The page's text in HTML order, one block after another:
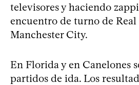
televisores y haciendo
encuentro de turno de
Manchester City.
En Florida y en Canelones
partidos de ida. Los